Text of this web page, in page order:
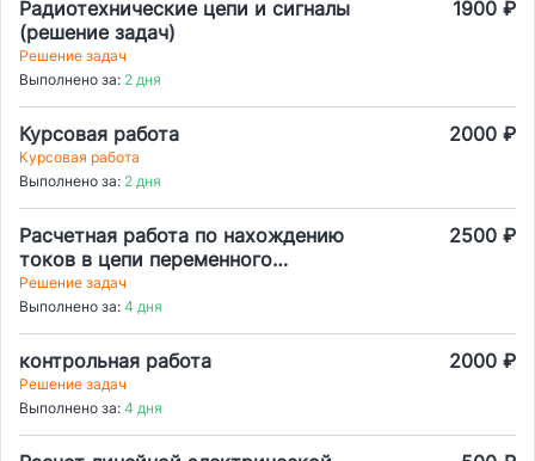
Радиотехнические цепи и сигналы
(решение задач)
1900 ₽
Решение задач
Выполнено за: 2 дня
Курсовая работа 2000 ₽
Курсовая работа
Выполнено за: 2 дня
Расчетная работа по нахождению
токов в цепи переменного
напряжения
2500 ₽
Решение задач
Выполнено за: 4 дня
контрольная работа 2000 ₽
Решение задач
Выполнено за: 4 дня